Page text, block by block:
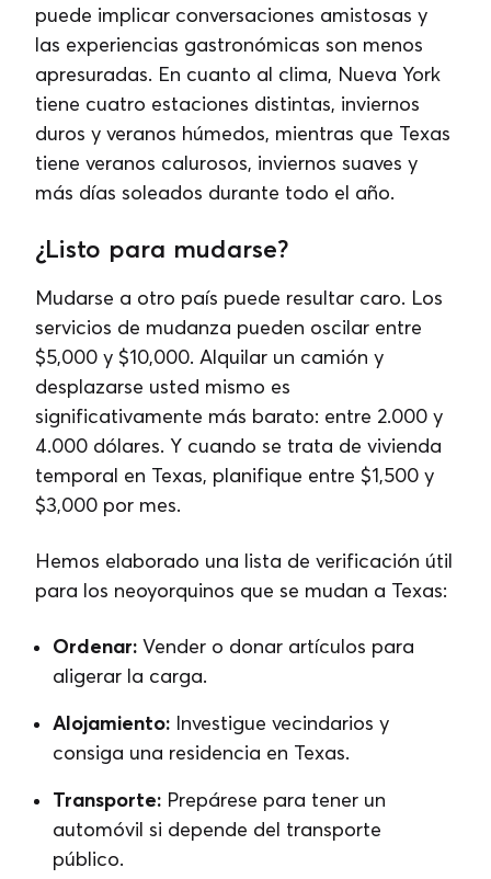
puede implicar conversaciones amistosas y
las experiencias gastronómicas son menos
apresuradas. En cuanto al clima, Nueva York
tiene cuatro estaciones distintas, inviernos
duros y veranos húmedos, mientras que Texas
tiene veranos calurosos, inviernos suaves y
más días soleados durante todo el año.
¿Listo para mudarse?
Mudarse a otro país puede resultar caro. Los
servicios de mudanza pueden oscilar entre
$5,000 y $10,000. Alquilar un camión y
desplazarse usted mismo es
significativamente más barato: entre 2.000 y
4.000 dólares. Y cuando se trata de vivienda
temporal en Texas, planifique entre $1,500 y
$3,000 por mes.
Hemos elaborado una lista de verificación útil
para los neoyorquinos que se mudan a Texas:
Ordenar: Vender o donar artículos para
aligerar la carga.
Alojamiento: Investigue vecindarios y
consiga una residencia en Texas.
Transporte: Prepárese para tener un
automóvil si depende del transporte
público.